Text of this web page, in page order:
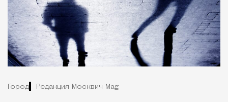
Город Редакция Москвич Mag